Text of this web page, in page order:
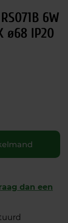
6W
ø68 IP20
dan een